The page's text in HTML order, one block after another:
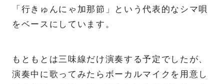
「行きゅんにゃ加那節」という代表的なシマ唄
をベースにしています。
もともとは三味線だけ演奏する予定でしたが、
演奏中に歌ってみたらボーカルマイクを用意し